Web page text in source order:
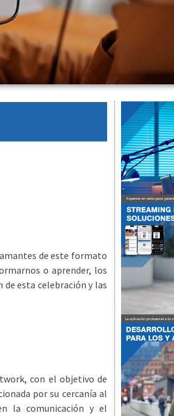
de este formato
o aprender, los
esta celebración y las
con el objetivo de
por su cercanía al
la comunicación y el